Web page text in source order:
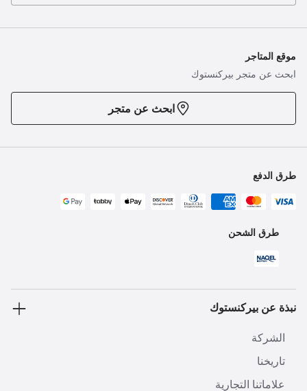
موقع المتاجر
ابحث عن متجر بيركنستوك
ابحث عن متجر
طرق الدفع
طرق الشحن
نبذة عن بيركنستوك
الشركة
تاريخنا
علاماتنا التجارية